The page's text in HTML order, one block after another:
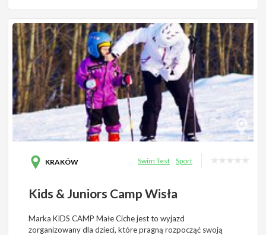
KRAKÓW Swim Test Sport
Kids & Juniors Camp Wisła
Marka KIDS CAMP Małe Ciche jest to wyjazd
zorganizowany dla dzieci, które pragną rozpocząć swoją